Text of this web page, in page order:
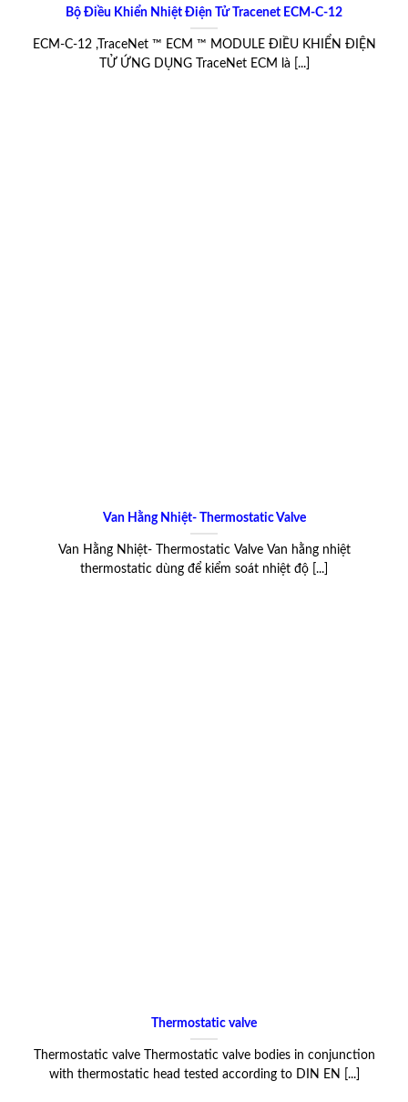
Bộ Điều Khiển Nhiệt Điện Tử Tracenet ECM-C-12
ECM-C-12 ,TraceNet ™ ECM ™ MODULE ĐIỀU KHIỂN ĐIỆN
TỬ ỨNG DỤNG TraceNet ECM là [...]
Van Hằng Nhiệt- Thermostatic Valve
Van Hằng Nhiệt- Thermostatic Valve Van hằng nhiệt
thermostatic dùng để kiểm soát nhiệt độ [...]
Thermostatic valve
Thermostatic valve Thermostatic valve bodies in conjunction
with thermostatic head tested according to DIN EN [...]